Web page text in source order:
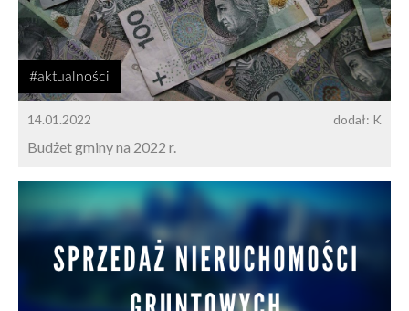
#aktualności
14.01.2022 dodał: K
Budżet gminy na 2022 r.